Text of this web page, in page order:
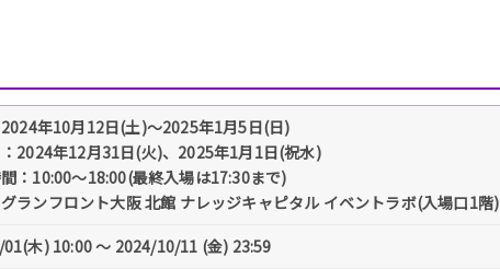
年10月12日(土)～2025年1月5日(日)
2024年12月31日(火)、2025年1月1日(祝水)
：10:00～18:00(最終入場は17:30まで)
ランフロント大阪 北館 ナレッジキャピタル イベントラボ(入場口1階)
木) 10:00 〜 2024/10/11 (金) 23:59